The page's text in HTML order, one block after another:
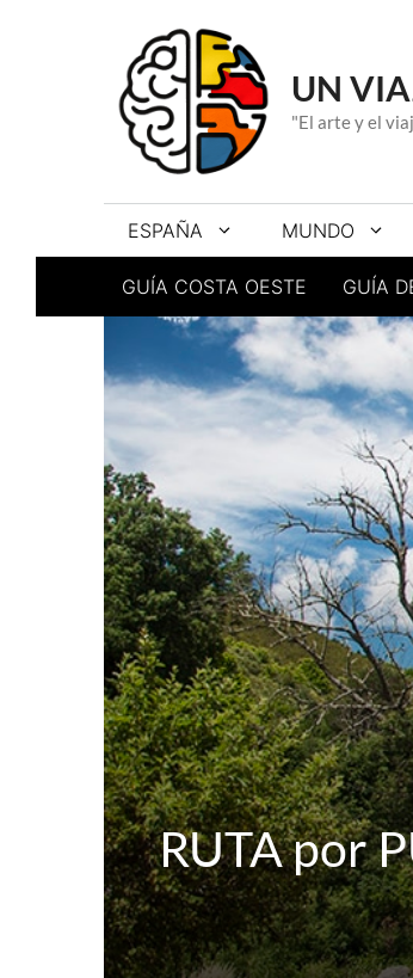
UN
"El arte y el
ESPAÑA MUNDO
GUÍA COSTA OESTE GUÍA
RUTA por